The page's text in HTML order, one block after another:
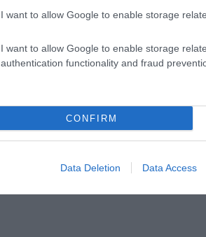
I want to allow Google to enable storage
I want to allow Google to enable storage
authentication functionality and fraud
CONFIRM
Data Deletion Data Access